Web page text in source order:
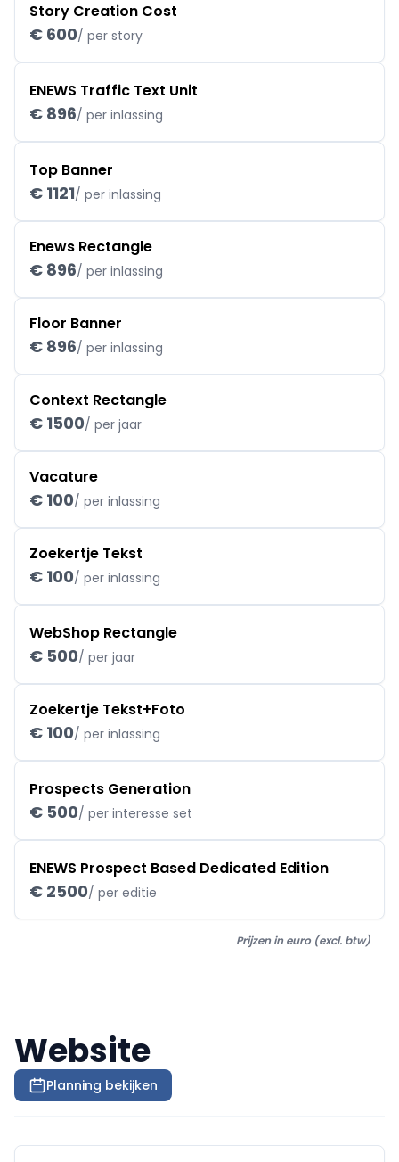
Story Creation Cost
€ 600/ per story
ENEWS Traffic Text Unit
€ 896/ per inlassing
Top Banner
€ 1121/ per inlassing
Enews Rectangle
€ 896/ per inlassing
Floor Banner
€ 896/ per inlassing
Context Rectangle
€ 1500/ per jaar
Vacature
€ 100/ per inlassing
Zoekertje Tekst
€ 100/ per inlassing
WebShop Rectangle
€ 500/ per jaar
Zoekertje Tekst+Foto
€ 100/ per inlassing
Prospects Generation
€ 500/ per interesse set
ENEWS Prospect Based Dedicated Edition
€ 2500/ per editie
Prijzen in euro (excl. btw)
Website
Planning bekijken